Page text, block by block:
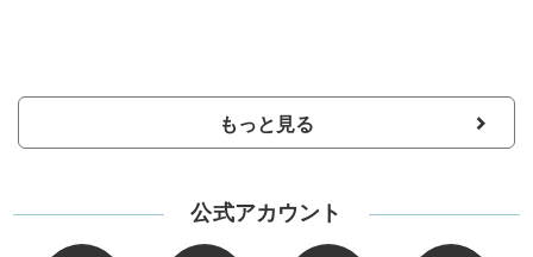
もっと見る
公式アカウント